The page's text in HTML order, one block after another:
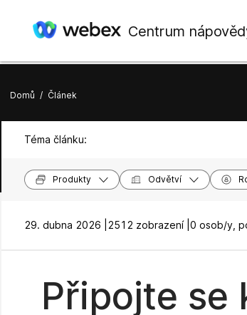
Centrum
Domů / Článek
Téma článku:
Produkty Odvětví
29. dubna 2026 | 2512 zobrazení | 0 osob/y,
Připojte se